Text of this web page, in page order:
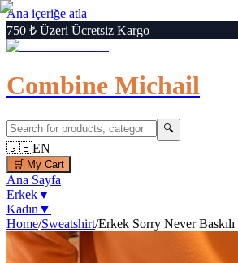
Ana içeriğe atla
750 ₺ Üzeri Ücretsiz Kargo
Combine Michail
🔍
🇬🇧EN
🛒 My Cart
Ana Sayfa
Erkek▼
Kadın ▼
Home/Sweatshirt/Erkek Sorry Never
› /6 🔍 Büyüt